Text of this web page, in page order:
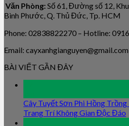
Văn Phòng: Số 61, Đường số 12,
Bình Phước, Q. Thủ Đức, Tp. HCM
Phone: 02838822270 – Hotline:
Email: cayxanhgianguyen@gmail.com
BÀI VIẾT GẦN ĐÂY
Cây Tuyết Sơn Phi Hồng
Trang Trí Không Gian Độc Đáo